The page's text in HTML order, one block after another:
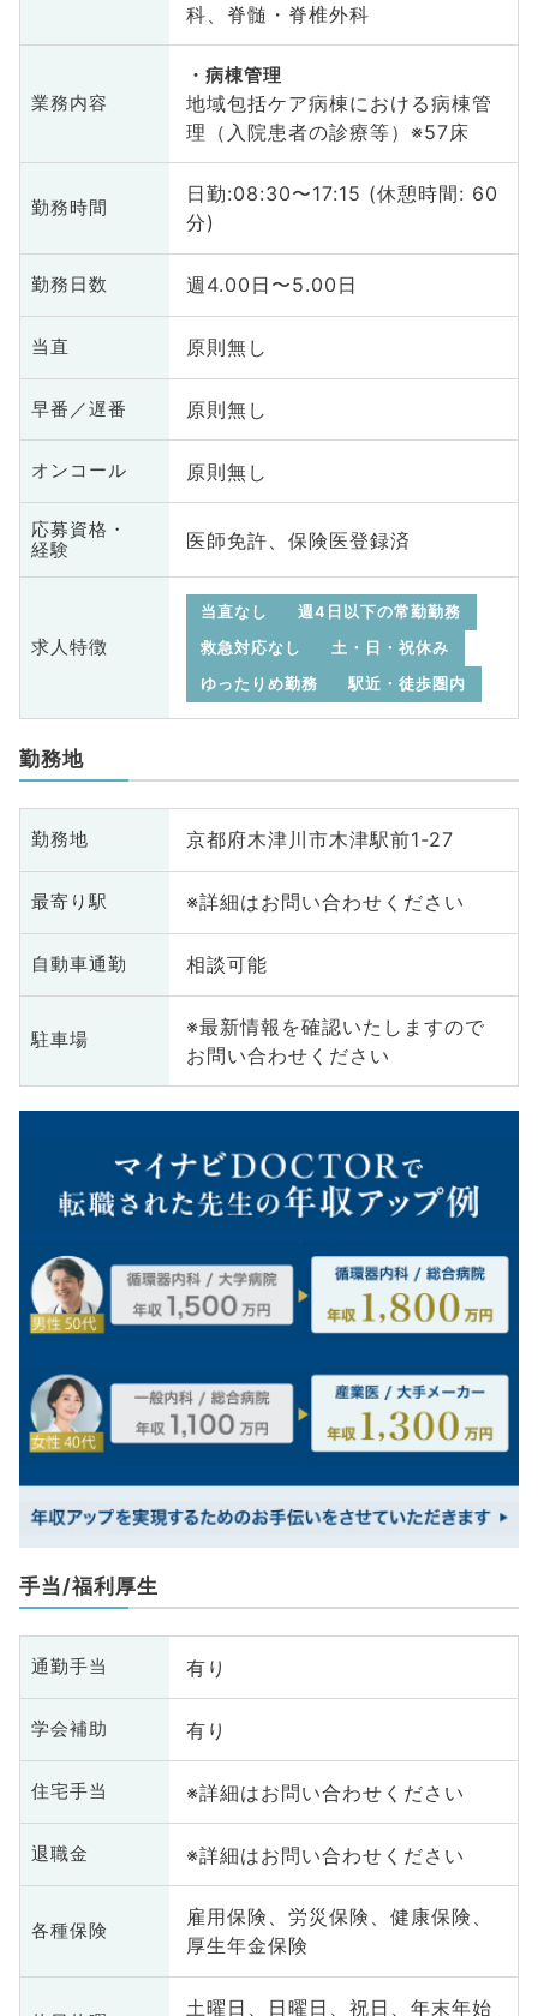
科、脊髄・脊椎外科
業務内容
病棟管理
地域包括ケア病棟における病棟管
理（入院患者の診療等）※57床
勤務時間
日勤:08:30〜17:15 (休憩時間: 60
分)
勤務日数 週4.00日〜5.00日
当直 原則無し
早番／遅番 原則無し
オンコール 原則無し
応募資格・
経験
医師免許、保険医登録済
求人特徴
当直なし
週4日以下の常勤勤務
救急対応なし
土・日・祝休み
ゆったりめ勤務
駅近・徒歩圏内
勤務地
勤務地 京都府木津川市木津駅前1-27
最寄り駅 ※詳細はお問い合わせください
自動車通勤 相談可能
駐車場
※最新情報を確認いたしますので
お問い合わせください
手当/福利厚生
通勤手当 有り
学会補助 有り
住宅手当 ※詳細はお問い合わせください
退職金 ※詳細はお問い合わせください
各種保険
雇用保険、労災保険、健康保険、
厚生年金保険
土曜日、日曜日、祝日、年末年始